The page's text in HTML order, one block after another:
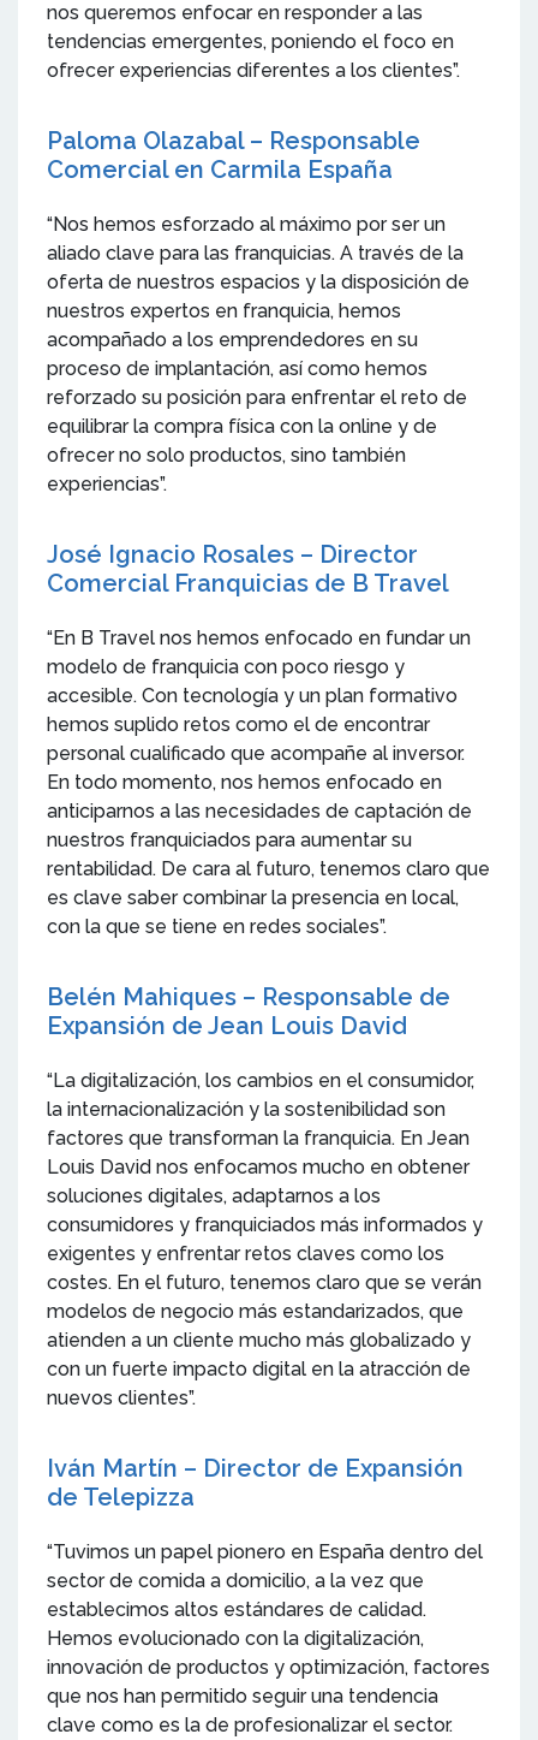
nos queremos enfocar en responder a las
tendencias emergentes, poniendo el foco en
ofrecer experiencias diferentes a los clientes”.
Paloma Olazabal – Responsable
Comercial en Carmila España
“Nos hemos esforzado al máximo por ser un
aliado clave para las franquicias. A través de la
oferta de nuestros espacios y la disposición de
nuestros expertos en franquicia, hemos
acompañado a los emprendedores en su
proceso de implantación, así como hemos
reforzado su posición para enfrentar el reto de
equilibrar la compra física con la online y de
ofrecer no solo productos, sino también
experiencias”.
José Ignacio Rosales – Director
Comercial Franquicias de B Travel
“En B Travel nos hemos enfocado en fundar un
modelo de franquicia con poco riesgo y
accesible. Con tecnología y un plan formativo
hemos suplido retos como el de encontrar
personal cualificado que acompañe al inversor.
En todo momento, nos hemos enfocado en
anticiparnos a las necesidades de captación de
nuestros franquiciados para aumentar su
rentabilidad. De cara al futuro, tenemos claro que
es clave saber combinar la presencia en local,
con la que se tiene en redes sociales”.
Belén Mahiques – Responsable de
Expansión de Jean Louis David
“La digitalización, los cambios en el consumidor,
la internacionalización y la sostenibilidad son
factores que transforman la franquicia. En Jean
Louis David nos enfocamos mucho en obtener
soluciones digitales, adaptarnos a los
consumidores y franquiciados más informados y
exigentes y enfrentar retos claves como los
costes. En el futuro, tenemos claro que se verán
modelos de negocio más estandarizados, que
atienden a un cliente mucho más globalizado y
con un fuerte impacto digital en la atracción de
nuevos clientes”.
Iván Martín – Director de Expansión
de Telepizza
“Tuvimos un papel pionero en España dentro del
sector de comida a domicilio, a la vez que
establecimos altos estándares de calidad.
Hemos evolucionado con la digitalización,
innovación de productos y optimización, factores
que nos han permitido seguir una tendencia
clave como es la de profesionalizar el sector.